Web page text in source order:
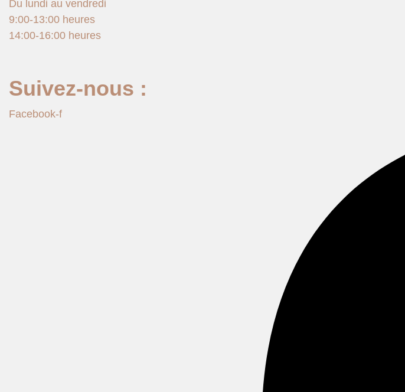
Du lundi au vendredi
9:00-13:00 heures
14:00-16:00 heures
Suivez-nous :
Facebook-f